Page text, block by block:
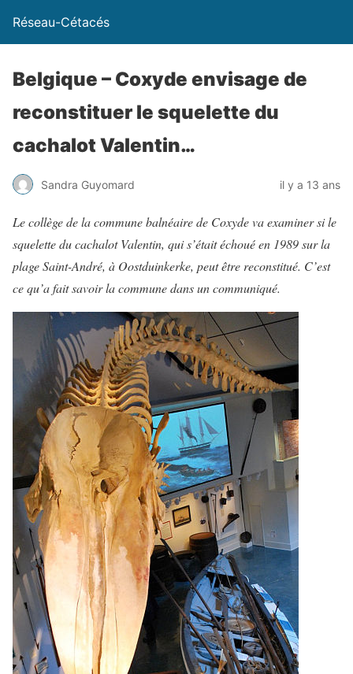
Réseau-Cétacés
Belgique – Coxyde envisage de
reconstituer le squelette du
cachalot Valentin…
Sandra Guyomard il y a 13 ans
Le collège de la commune balnéaire de Coxyde va examiner si le
squelette du cachalot Valentin, qui s’était échoué en 1989 sur la
plage Saint-André, à Oostduinkerke, peut être reconstitué. C’est
ce qu’a fait savoir la commune dans un communiqué.